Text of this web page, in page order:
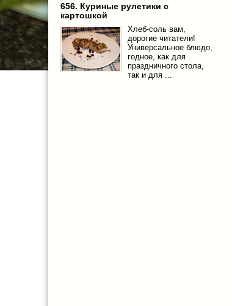
656. Куриные рулетики с
картошкой
Хлеб-соль вам,
дорогие читатели!
Универсальное блюдо,
годное, как для
праздничного стола,
так и для ...